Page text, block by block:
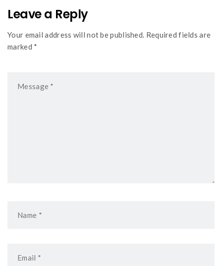
Leave a Reply
Your email address will not be published. Required fields are
marked *